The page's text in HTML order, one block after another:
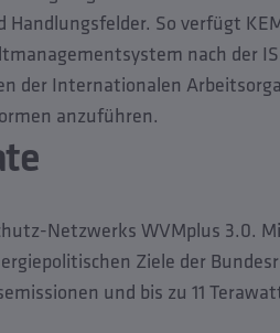
So verfügt
nach der
der Internationalen
anzuführen.
Netzwerks WVMplus 3.0.
Ziele der
und bis zu 11